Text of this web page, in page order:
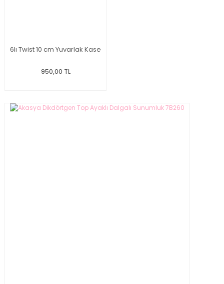
6lı Twist 10 cm Yuvarlak Kase
950,00 TL